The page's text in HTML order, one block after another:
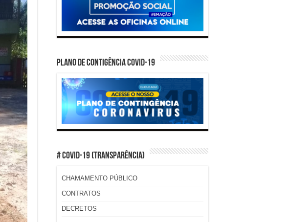
PLANO DE CONTIGÊNCIA COVID-19
# COVID-19 (TRANSPARÊNCIA)
CHAMAMENTO PÚBLICO
CONTRATOS
DECRETOS